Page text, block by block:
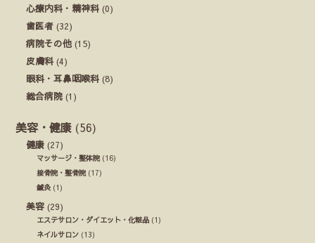
心療内科・精神科 (0)
歯医者 (32)
病院その他 (15)
皮膚科 (4)
眼科・耳鼻咽喉科 (8)
総合病院 (1)
美容・健康 (56)
健康 (27)
マッサージ・整体院(16)
接骨院・整骨院(17)
鍼灸(1)
美容 (29)
エステサロン・ダイエット・化粧品 (1)
ネイルサロン (13)